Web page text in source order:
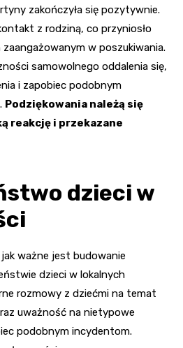
zakończyła się pozytywnie.
z rodziną, co przyniosło
w poszukiwania.
samowolnego oddalenia się,
i zapobiec podobnym
Podziękowania należą się
reakcję i przekazane
dzieci w
ważne jest budowanie
dzieci w lokalnych
rozmowy z dziećmi na temat
uważność na nietypowe
podobnym incydentom.